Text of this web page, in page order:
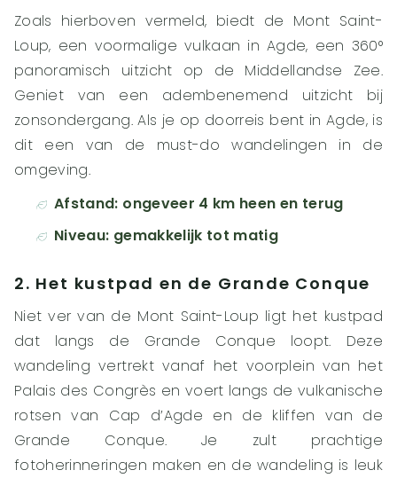
Zoals hierboven vermeld, biedt de Mont Saint-
Loup, een voormalige vulkaan in Agde, een 360°
panoramisch uitzicht op de Middellandse Zee.
Geniet van een adembenemend uitzicht bij
zonsondergang. Als je op doorreis bent in Agde, is
dit een van de must-do wandelingen in de
omgeving.
Afstand: ongeveer 4 km heen en terug
Niveau: gemakkelijk tot matig
2. Het kustpad en de Grande Conque
Niet ver van de Mont Saint-Loup ligt het kustpad
dat langs de Grande Conque loopt. Deze
wandeling vertrekt vanaf het voorplein van het
Palais des Congrès en voert langs de vulkanische
rotsen van Cap d’Agde en de kliffen van de
Grande Conque. Je zult prachtige
fotoherinneringen maken en de wandeling is leuk